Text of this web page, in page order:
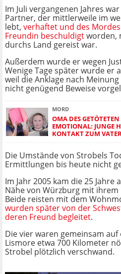
Im Juli vergangenen Jahres
Partner, der mittlerweile im
lebt, verhaftet und des
Freundin beschuldigtworden,
durchs Land gereist war.
Außerdem wurde er wegen
Wenige Tage später wurde er
weil die Anklage nach
nicht genügend Beweise
MORD
OMA DES
EMOTIONAL: JUNGE
KONTAKT ZUM
Die Umstände von Strobels
Ermittlungen bis heute nicht
Im Jahr 2005 kam die 25 Jahre
Nähe von Würzburg mit
Beide reisten mit dem
wurden später von der
deren Freund begleitet.
Die vier waren gemeinsam
Lismore etwa 700 Kilometer
Strobel plötzlich verschwand.